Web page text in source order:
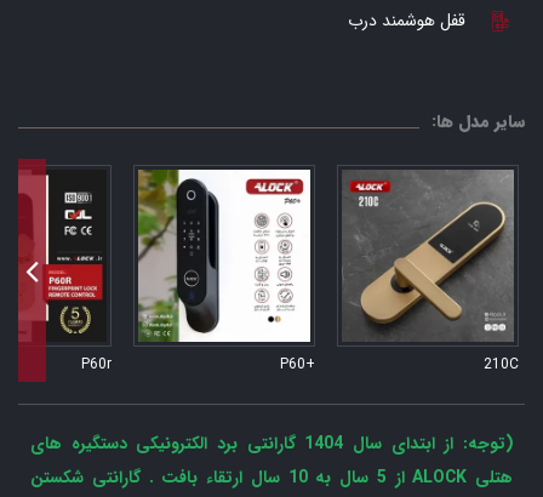
قفل هوشمند درب
سایر مدل ها:
210C
+P60
P60r
(توجه: از ابتدای سال 1404 گارانتی برد الکترونیکی دستگیره های
هتلی ALOCK از 5 سال به 10 سال ارتقاء بافت . گارانتی شکستن